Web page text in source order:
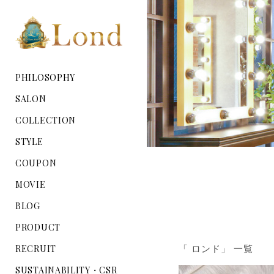
PHILOSOPHY
SALON
COLLECTION
STYLE
COUPON
MOVIE
BLOG
PRODUCT
RECRUIT
SUSTAINABILITY・CSR
「 ロンド」 一覧